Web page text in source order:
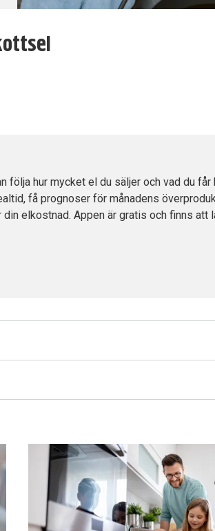
följa hur mycket el du säljer och vad du får
få prognoser för månadens
elkostnad. Appen är gratis och finns att